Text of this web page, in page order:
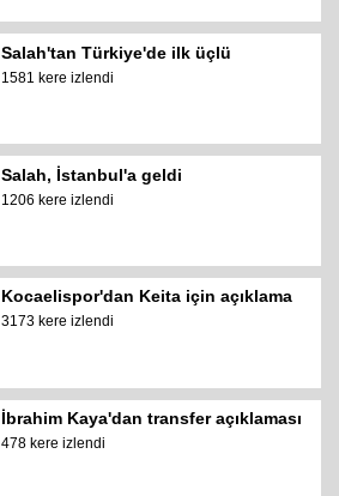
Salah'tan Türkiye'de ilk üçlü
1581 kere izlendi
Salah, İstanbul'a geldi
1206 kere izlendi
Kocaelispor'dan Keita için açıklama
3173 kere izlendi
İbrahim Kaya'dan transfer açıklaması
478 kere izlendi